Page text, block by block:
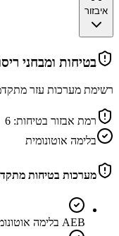
איבזור
בטיחות ומבחני
רשימת מערכות עזר
רמת אבזור בטיחות: 6
בלימה אוטונומית
מערכות בטיחות
AEB בלימה אוטונומית